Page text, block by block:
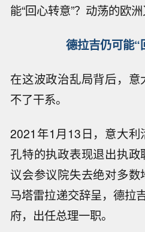
能“回心转意”？动荡的欧
德拉吉仍可能“
在这波政治乱局背后，
不了干系。
2021年1月13日，意大
孔特的执政表现退出执
议会参议院失去绝对多
马塔雷拉递交辞呈，德拉
府，出任总理一职。